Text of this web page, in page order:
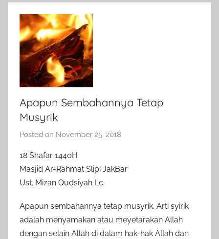
Apapun Sembahannya Tetap
Musyrik
Posted on November 25, 2018
d
n
18 Shafar 1440H
Masjid Ar-Rahmat Slipi JakBar
Ust. Mizan Qudsiyah Lc.
Apapun sembahannya tetap musyrik. Arti syirik
adalah menyamakan atau meyetarakan Allah
dengan selain Allah di dalam hak-hak Allah dan